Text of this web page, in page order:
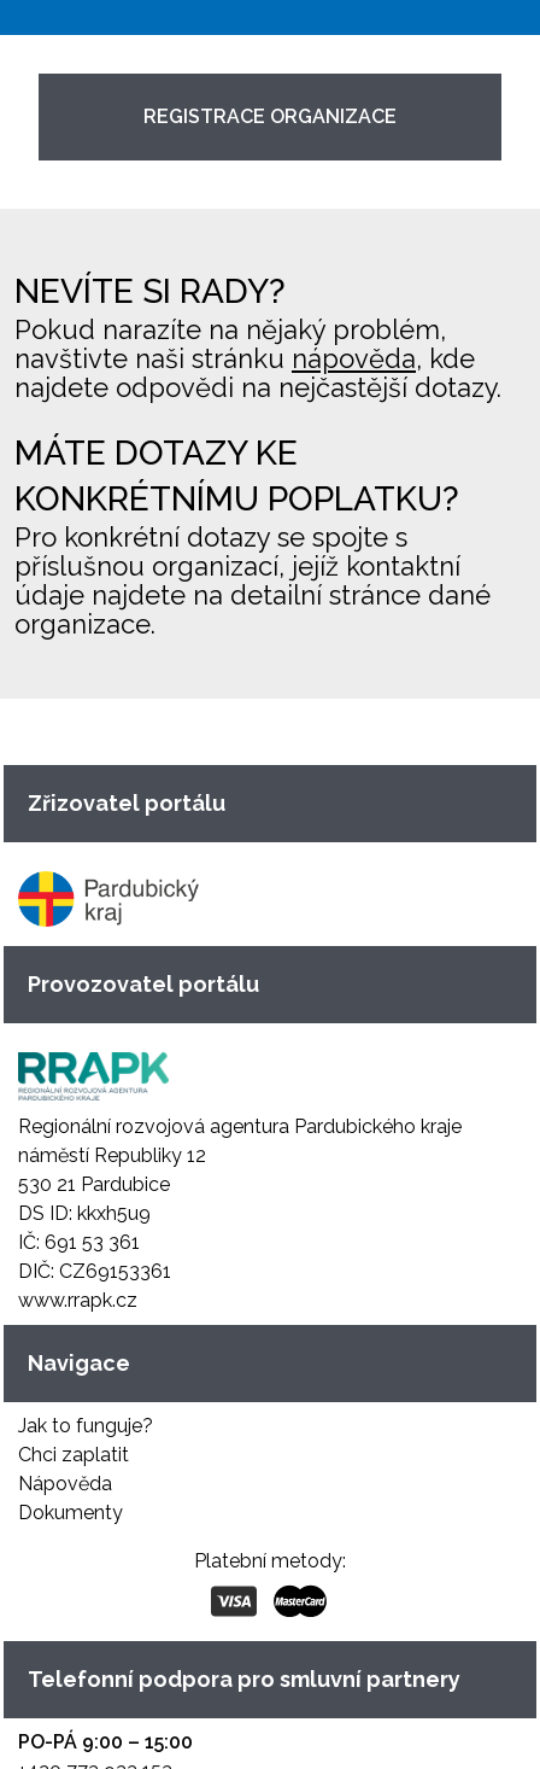
REGISTRACE ORGANIZACE
NEVÍTE SI RADY?
Pokud narazíte na nějaký problém,
navštivte naši stránku nápověda, kde
najdete odpovědi na nejčastější dotazy.
MÁTE DOTAZY KE
KONKRÉTNÍMU POPLATKU?
Pro konkrétní dotazy se spojte s
příslušnou organizací, jejíž kontaktní
údaje najdete na detailní stránce dané
organizace.
Zřizovatel portálu
Provozovatel portálu
Regionální rozvojová agentura Pardubického kraje
náměstí Republiky 12
530 21 Pardubice
DS ID: kkxh5u9
IČ: 691 53 361
DIČ: CZ69153361
www.rrapk.cz
Navigace
Jak to funguje?
Chci zaplatit
Nápověda
Dokumenty
Platební metody:
Telefonní podpora pro smluvní partnery
PO-PÁ 9:00 – 15:00